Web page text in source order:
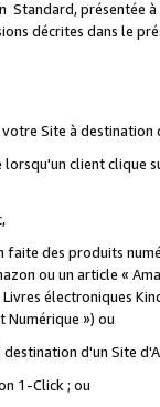
Standard, présentée
décrites dans le
Site à destination
lorsqu'un client
des produits
ou un article «
électroniques
Numérique ») ou
d'un Site
1-Click ; ou